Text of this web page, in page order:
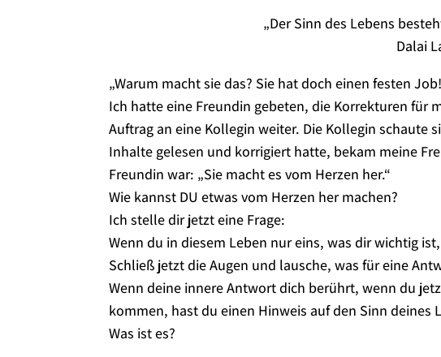
„Der Sinn des Lebens
Dalai
„Warum macht sie das? Sie hat doch einen festen
Ich hatte eine Freundin gebeten, die Korrekturen für
Auftrag an eine Kollegin weiter. Die Kollegin schaute
Inhalte gelesen und korrigiert hatte, bekam meine
Freundin war: „Sie macht es vom Herzen her.“
Wie kannst DU etwas vom Herzen her machen?
Ich stelle dir jetzt eine Frage:
Wenn du in diesem Leben nur eins, was dir wichtig
Schließ jetzt die Augen und lausche, was für eine
Wenn deine innere Antwort dich berührt, wenn du
kommen, hast du einen Hinweis auf den Sinn deines
Was ist es?